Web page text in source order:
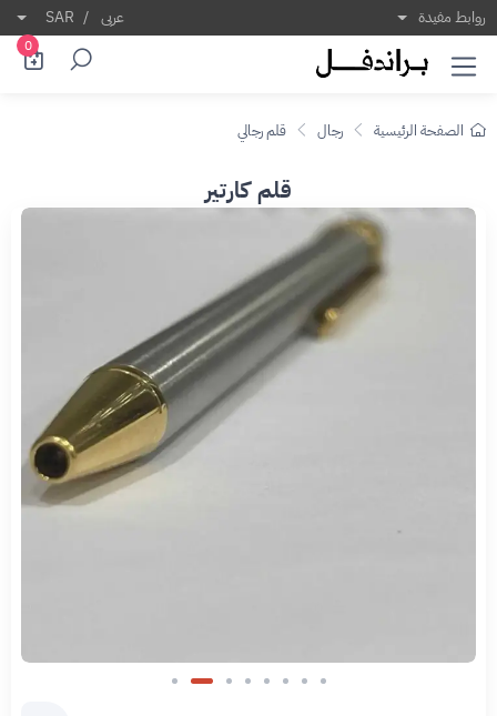
روابط مفيدة عربى /
SAR
0
الصفحة الرئيسية رجال قلم رجالي
قلم كارتير